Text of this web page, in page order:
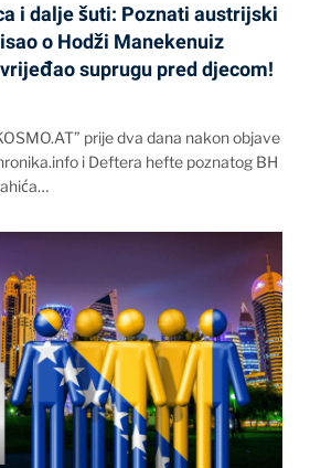
i dalje šuti: Poznati austrijski
o Hodži Manekenuiz
suprugu pred djecom!
prije dva dana nakon objave
i Deftera hefte poznatog BH